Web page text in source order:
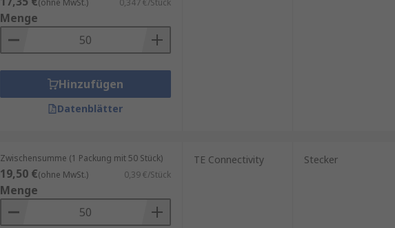
(ohne MwSt.) 0,347 €/Stück
Menge
Hinzufügen
Datenblätter
Zwischensumme (1 Packung mit 50 Stück)
19,50 €(ohne MwSt.) 0,39 €/Stück
Menge
TE Connectivity Stecker